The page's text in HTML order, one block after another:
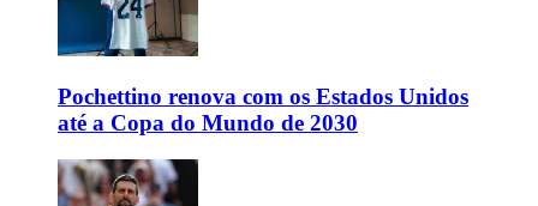
Pochettino renova com os Estados Unidos
até a Copa do Mundo de 2030